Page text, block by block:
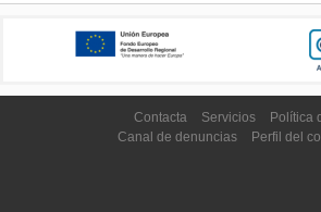
Contacta Servicios Política
Canal de denuncias
Perfil del